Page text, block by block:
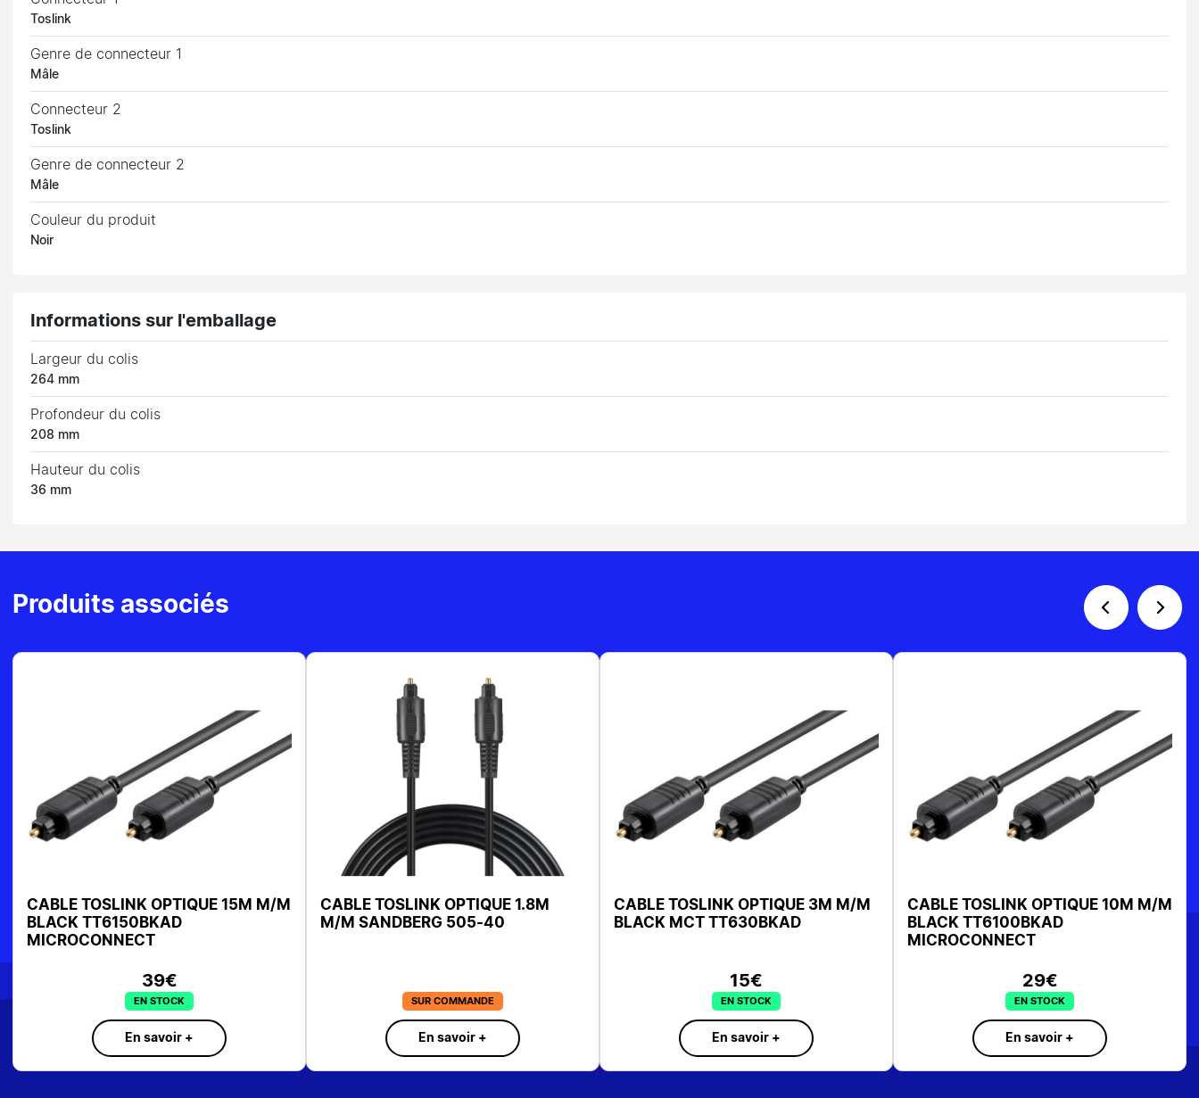
Toslink
Genre de connecteur 1
Mâle
Connecteur 2
Toslink
Genre de connecteur 2
Mâle
Couleur du produit
Noir
Informations sur l'emballage
Largeur du colis
264 mm
Profondeur du colis
208 mm
Hauteur du colis
36 mm
Produits associés
M/M
CABLE TOSLINK OPTIQUE 15M M/M
BLACK TT6150BKAD
MICROCONNECT
En savoir +
CABLE TOSLINK OPTIQUE 1.8M
M/M SANDBERG 505-40
SUR COMMANDE
En savoir +
CABLE TOSLINK OPTIQUE 3M M/M
BLACK MCT TT630BKAD
En savoir +
CABLE TOSLINK OPTIQUE
BLACK TT6100BKAD
MICROCONNECT
En savoir +